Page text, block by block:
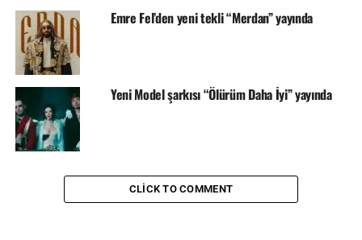
Emre Fel’den yeni tekli “Merdan” yayında
Yeni Model şarkısı “Ölürüm Daha İyi” yayında
CLICK TO COMMENT